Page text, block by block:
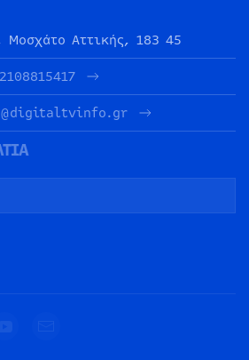
Αττικής, 183 45
2108815417